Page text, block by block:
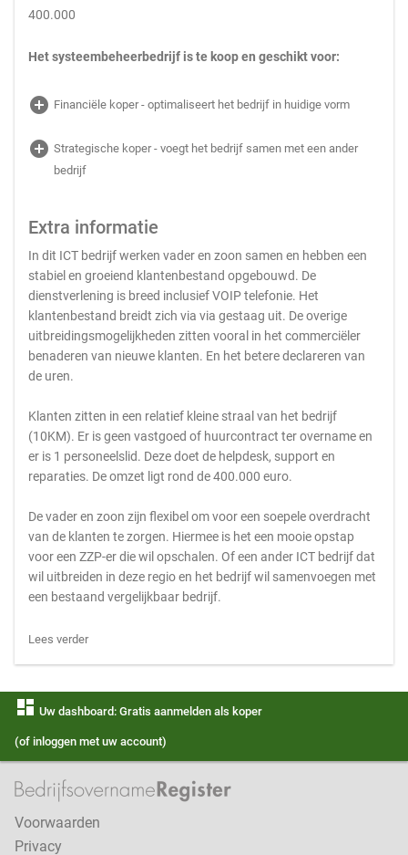
400.000
Het systeembeheerbedrijf is te koop en geschikt voor:
add_circle Financiële koper - optimaliseert het bedrijf in huidige vorm
add_circle Strategische koper - voegt het bedrijf samen met een ander
bedrijf
Extra informatie
In dit ICT bedrijf werken vader en zoon samen en hebben een
stabiel en groeiend klantenbestand opgebouwd. De
dienstverlening is breed inclusief VOIP telefonie. Het
klantenbestand breidt zich via via gestaag uit. De overige
uitbreidingsmogelijkheden zitten vooral in het commerciëler
benaderen van nieuwe klanten. En het betere declareren van
de uren.
Klanten zitten in een relatief kleine straal van het bedrijf
(10KM). Er is geen vastgoed of huurcontract ter overname en
er is 1 personeelslid. Deze doet de helpdesk, support en
reparaties. De omzet ligt rond de 400.000 euro.
De vader en zoon zijn flexibel om voor een soepele overdracht
van de klanten te zorgen. Hiermee is het een mooie opstap
voor een ZZP-er die wil opschalen. Of een ander ICT bedrijf dat
wil uitbreiden in deze regio en het bedrijf wil samenvoegen met
een bestaand vergelijkbaar bedrijf.
Lees verder
dashboard Uw dashboard: Gratis aanmelden als koper
(of inloggen met uw account)
Voorwaarden
Privacy